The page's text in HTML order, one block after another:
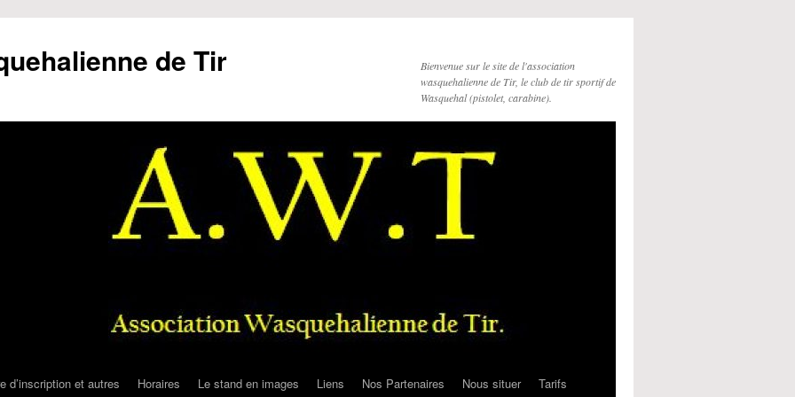
de Tir
Bienvenue sur le site de l'association
wasquehalienne de Tir, le club de tir sportif de
Wasquehal (pistolet, carabine).
d’inscription et autres Horaires Le stand en images Liens Nos Partenaires Nous situer Tarifs